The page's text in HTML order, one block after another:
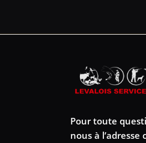
Pour toute
nous à l’adresse